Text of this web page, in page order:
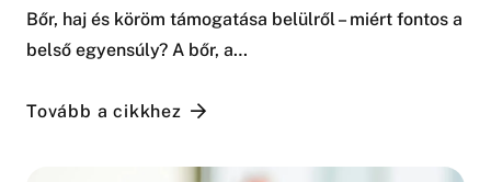
Bőr, haj és köröm támogatása belülről – miért fontos a
belső egyensúly? A bőr, a…
Tovább a cikkhez